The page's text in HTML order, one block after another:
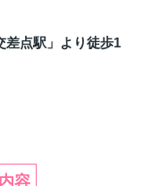
差点駅」より徒歩1
容